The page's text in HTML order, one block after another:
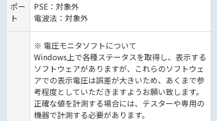
ポー
ト
PSE：対象外
電波法：対象外
※ 電圧モニタソフトについて
Windows上で各種ステータスを取得し、表示する
ソフトウェアがありますが、これらのソフトウェ
アでの表示電圧は誤差が大きいため、あくまで参
考程度としていただきますようお願い致します。
正確な値を計測する場合には、テスターや専用の
機器で計測する必要があります。